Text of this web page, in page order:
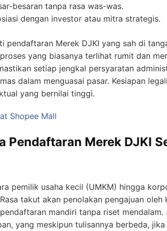
besaran tanpa rasa was-was.
dengan investor atau mitra strategis.
pendaftaran Merek DJKI yang sah di
yang biasanya terlihat rumit dan
setiap jengkal persyaratan
dalam menguasai pasar. Kesiapan
yang bernilai tinggi.
Shopee Mall
Pendaftaran Merek DJKI
pemilik usaha kecil (UMKM) hingga
takut akan penolakan pengajuan oleh
mandiri tanpa riset mendalam.
yang meskipun tulisannya berbeda,